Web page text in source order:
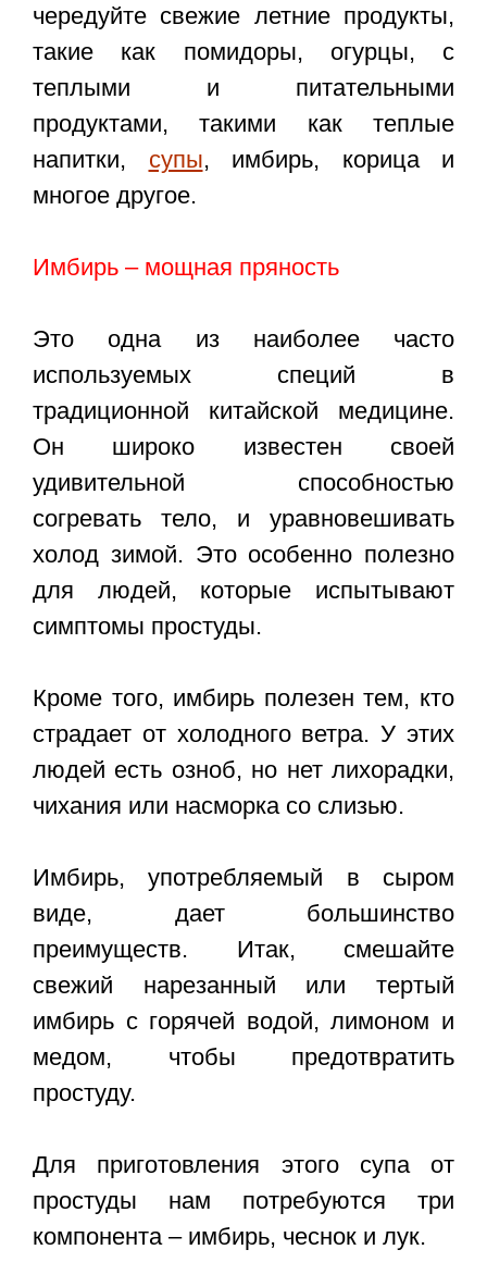
чередуйте свежие летние продукты,
такие как помидоры, огурцы, с
теплыми и питательными
продуктами, такими как теплые
напитки, супы, имбирь, корица и
многое другое.
Имбирь – мощная пряность
Это одна из наиболее часто
используемых специй в
традиционной китайской медицине.
Он широко известен своей
удивительной способностью
согревать тело, и уравновешивать
холод зимой. Это особенно полезно
для людей, которые испытывают
симптомы простуды.
Кроме того, имбирь полезен тем, кто
страдает от холодного ветра. У этих
людей есть озноб, но нет лихорадки,
чихания или насморка со слизью.
Имбирь, употребляемый в сыром
виде, дает большинство
преимуществ. Итак, смешайте
свежий нарезанный или тертый
имбирь с горячей водой, лимоном и
медом, чтобы предотвратить
простуду.
Для приготовления этого супа от
простуды нам потребуются три
компонента – имбирь, чеснок и лук.